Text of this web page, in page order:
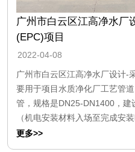
广州市白云区江高净水厂
(EPC)项目
2022-04-08
广州市白云区江高净水厂设计-
要用于项目水质净化厂工艺管
管，规格是DN25-DN1400，
（机电安装材料入场至完成安装
更多>>